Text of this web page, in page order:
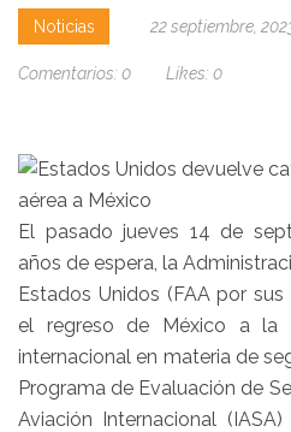
Noticias 22 septiembre,
Comentarios: 0 Likes: 0
El pasado jueves 14 de
años de espera, la
Estados Unidos (FAA por
el regreso de México a la
internacional en materia de
Programa de Evaluación de
Aviación Internacional